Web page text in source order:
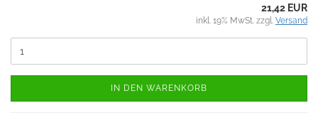
21,42 EUR
inkl. 19% MwSt. zzgl. Versand
IN DEN WARENKORB